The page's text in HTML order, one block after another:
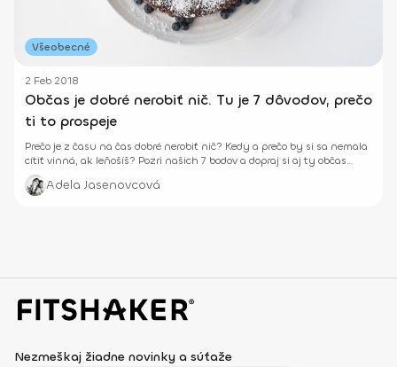
Všeobecné
2 Feb 2018
Občas je dobré nerobiť nič. Tu je 7 dôvodov, prečo
ti to prospeje
Prečo je z času na čas dobré nerobiť nič? Kedy a prečo by si sa nemala
cítiť vinná, ak leňošíš? Pozri našich 7 bodov a dopraj si aj ty občas
oddych.
Adela Jasenovcová
Nezmeškaj žiadne novinky a súťaže